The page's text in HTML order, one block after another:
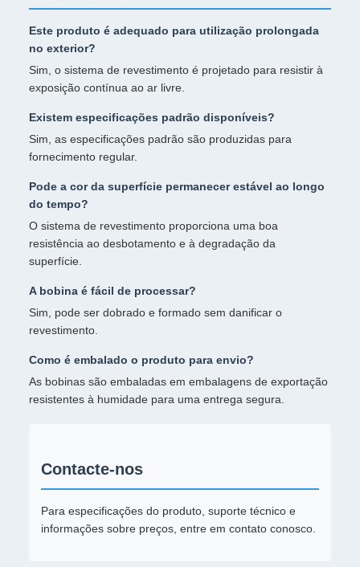
Este produto é adequado para utilização prolongada
no exterior?
Sim, o sistema de revestimento é projetado para resistir à
exposição contínua ao ar livre.
Existem especificações padrão disponíveis?
Sim, as especificações padrão são produzidas para
fornecimento regular.
Pode a cor da superfície permanecer estável ao longo
do tempo?
O sistema de revestimento proporciona uma boa
resistência ao desbotamento e à degradação da
superfície.
A bobina é fácil de processar?
Sim, pode ser dobrado e formado sem danificar o
revestimento.
Como é embalado o produto para envio?
As bobinas são embaladas em embalagens de exportação
resistentes à humidade para uma entrega segura.
Contacte-nos
Para especificações do produto, suporte técnico e
informações sobre preços, entre em contato conosco.